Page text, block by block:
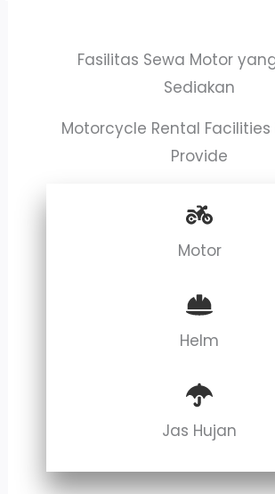
Fasilitas Sewa Motor
Sediakan
Motorcycle Rental
Provide
Motor
Helm
Jas Hujan